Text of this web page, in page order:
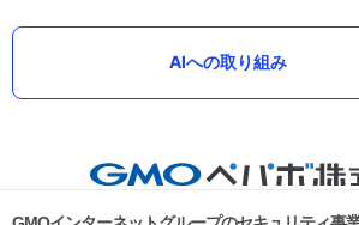
AIへの取り組み